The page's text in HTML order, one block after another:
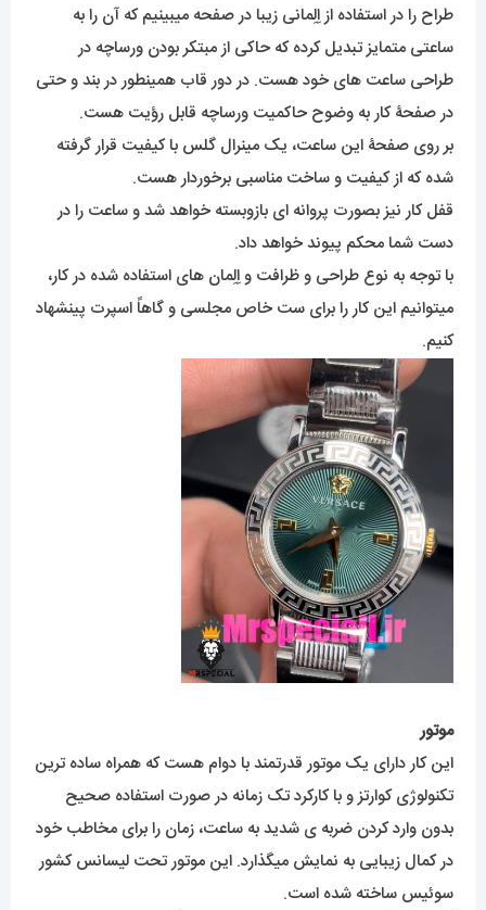
طراح را در استفاده از اِلِمانی زیبا در صفحه میبینیم که آن را به
ساعتی متمایز تبدیل کرده که حاکی از مبتکر بودن ورساچه در
طراحی ساعت های خود هست. در دور قاب همینطور در بند و حتی
در صفحۀ کار به وضوح حاکمیت ورساچه قابل رؤیت هست.
بر روی صفحۀ این ساعت، یک مینرال گلس با کیفیت قرار گرفته
شده که از کیفیت و ساخت مناسبی برخوردار هست.
قفل کار نیز بصورت پروانه ای بازوبسته خواهد شد و ساعت را در
دست شما محکم پیوند خواهد داد.
با توجه به نوع طراحی و ظرافت و اِلِمان های استفاده شده در کار،
میتوانیم این کار را برای ست خاص مجلسی و گاهاً اسپرت پینشهاد
کنیم.
موتور
این کار دارای یک موتور قدرتمند با دوام هست که همراه ساده ترین
تکنولوژی کوارتز و با کارکرد تک زمانه در صورت استفاده صحیح
بدون وارد کردن ضربه ی شدید به ساعت، زمان را برای مخاطب خود
در کمال زیبایی به نمایش میگذارد. این موتور تحت لیسانس کشور
سوئیس ساخته شده است.